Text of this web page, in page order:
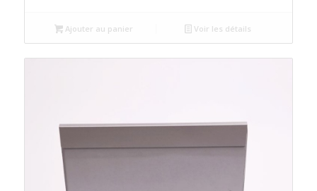
était :
د.م.15.00.
د.م.12.00.
Ajouter au panier Voir les détails